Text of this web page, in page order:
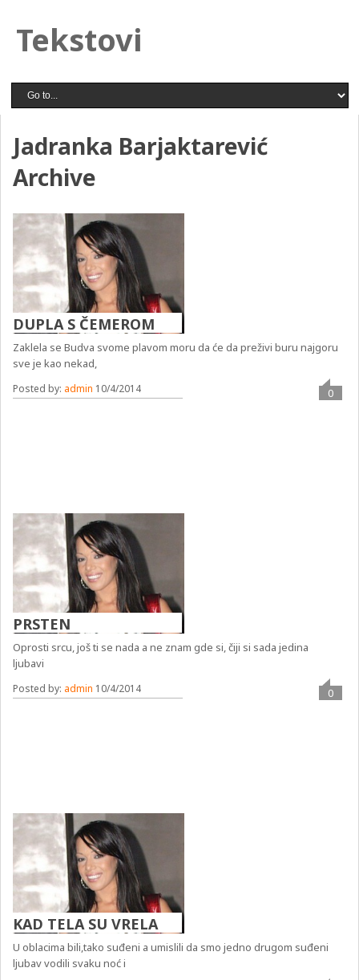
Tekstovi
Jadranka Barjaktarević
Archive
DUPLA S ČEMEROM
Zaklela se Budva svome plavom moru da će da preživi buru najgoru
sve je kao nekad,
Posted by: admin 10/4/2014 0
PRSTEN
Oprosti srcu, još ti se nada a ne znam gde si, čiji si sada jedina
ljubavi
Posted by: admin 10/4/2014 0
KAD TELA SU VRELA
U oblacima bili,tako suđeni a umislili da smo jedno drugom suđeni
ljubav vodili svaku noć i